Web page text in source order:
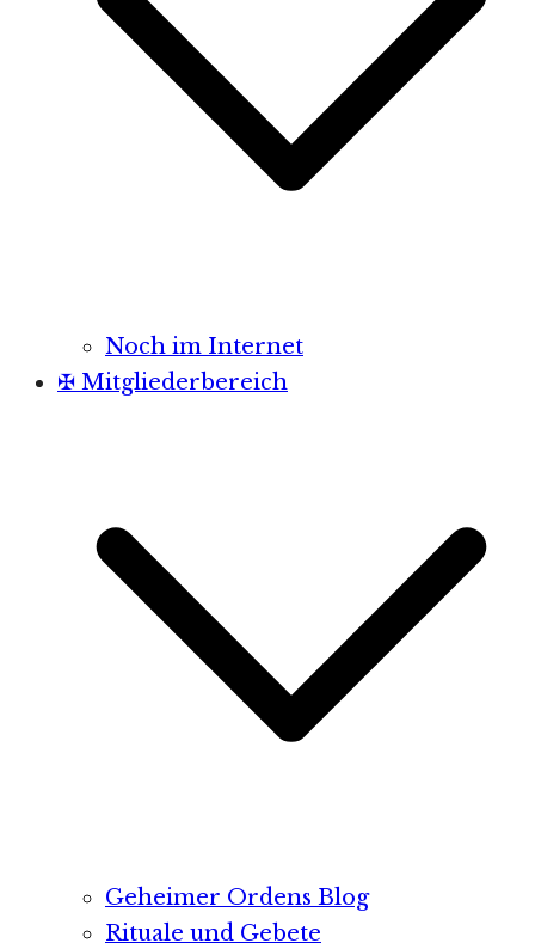
Noch im Internet
✠ Mitgliederbereich
Geheimer Ordens Blog
Rituale und Gebete